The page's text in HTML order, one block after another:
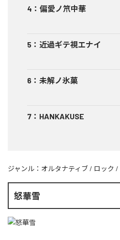
4 ： 偏愛ノ笊中華
5 ： 近過ギテ視エナイ
6 ： 未解ノ氷菓
7 ： HANKAKUSE
ジャンル： オルタナティブ / ロック /
怒華雪